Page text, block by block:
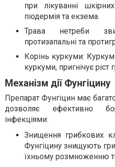
при лікуванні
піодермія та екзема.
Трава нетреби
протизапальні та
Корінь куркуми:
куркуми, пригнічує ріст
Механізм дії Фунгіцину
Препарат Фунгіцин має
дозволяє ефективно
інфекціями:
Знищення грибкових
Фунгіцину знищують
їхньому розмноженню